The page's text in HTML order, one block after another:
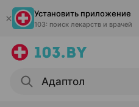
Установить приложение
103: поиск лекарств и врачей